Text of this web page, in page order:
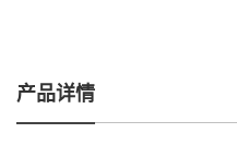
产品详情